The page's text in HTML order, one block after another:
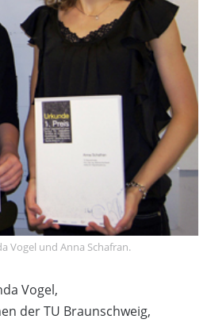
Vogel und Anna Schafran.
Vogel,
der TU Braunschweig,